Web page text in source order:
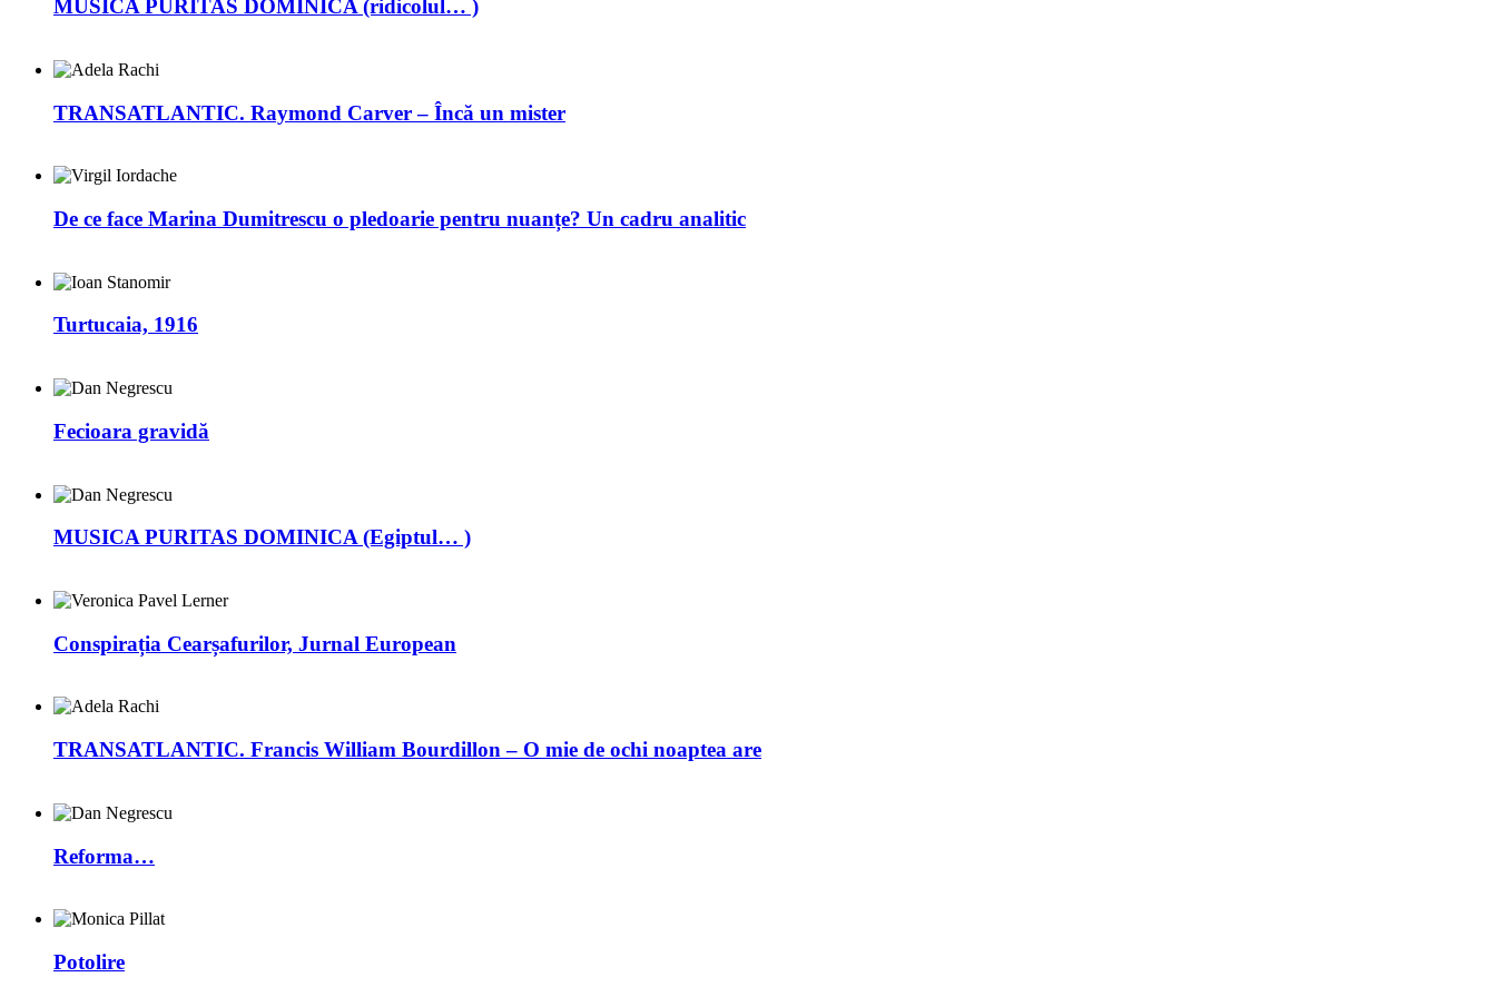
MUSICA PURITAS DOMINICA (ridicolul… )
TRANSATLANTIC. Raymond Carver – Încă un mister
De ce face Marina Dumitrescu o pledoarie pentru nuanțe? Un cadru analitic
Turtucaia, 1916
Fecioara gravidă
MUSICA PURITAS DOMINICA (Egiptul… )
Conspirația Cearșafurilor, Jurnal European
TRANSATLANTIC. Francis William Bourdillon – O mie de ochi noaptea are
Reforma…
Potolire